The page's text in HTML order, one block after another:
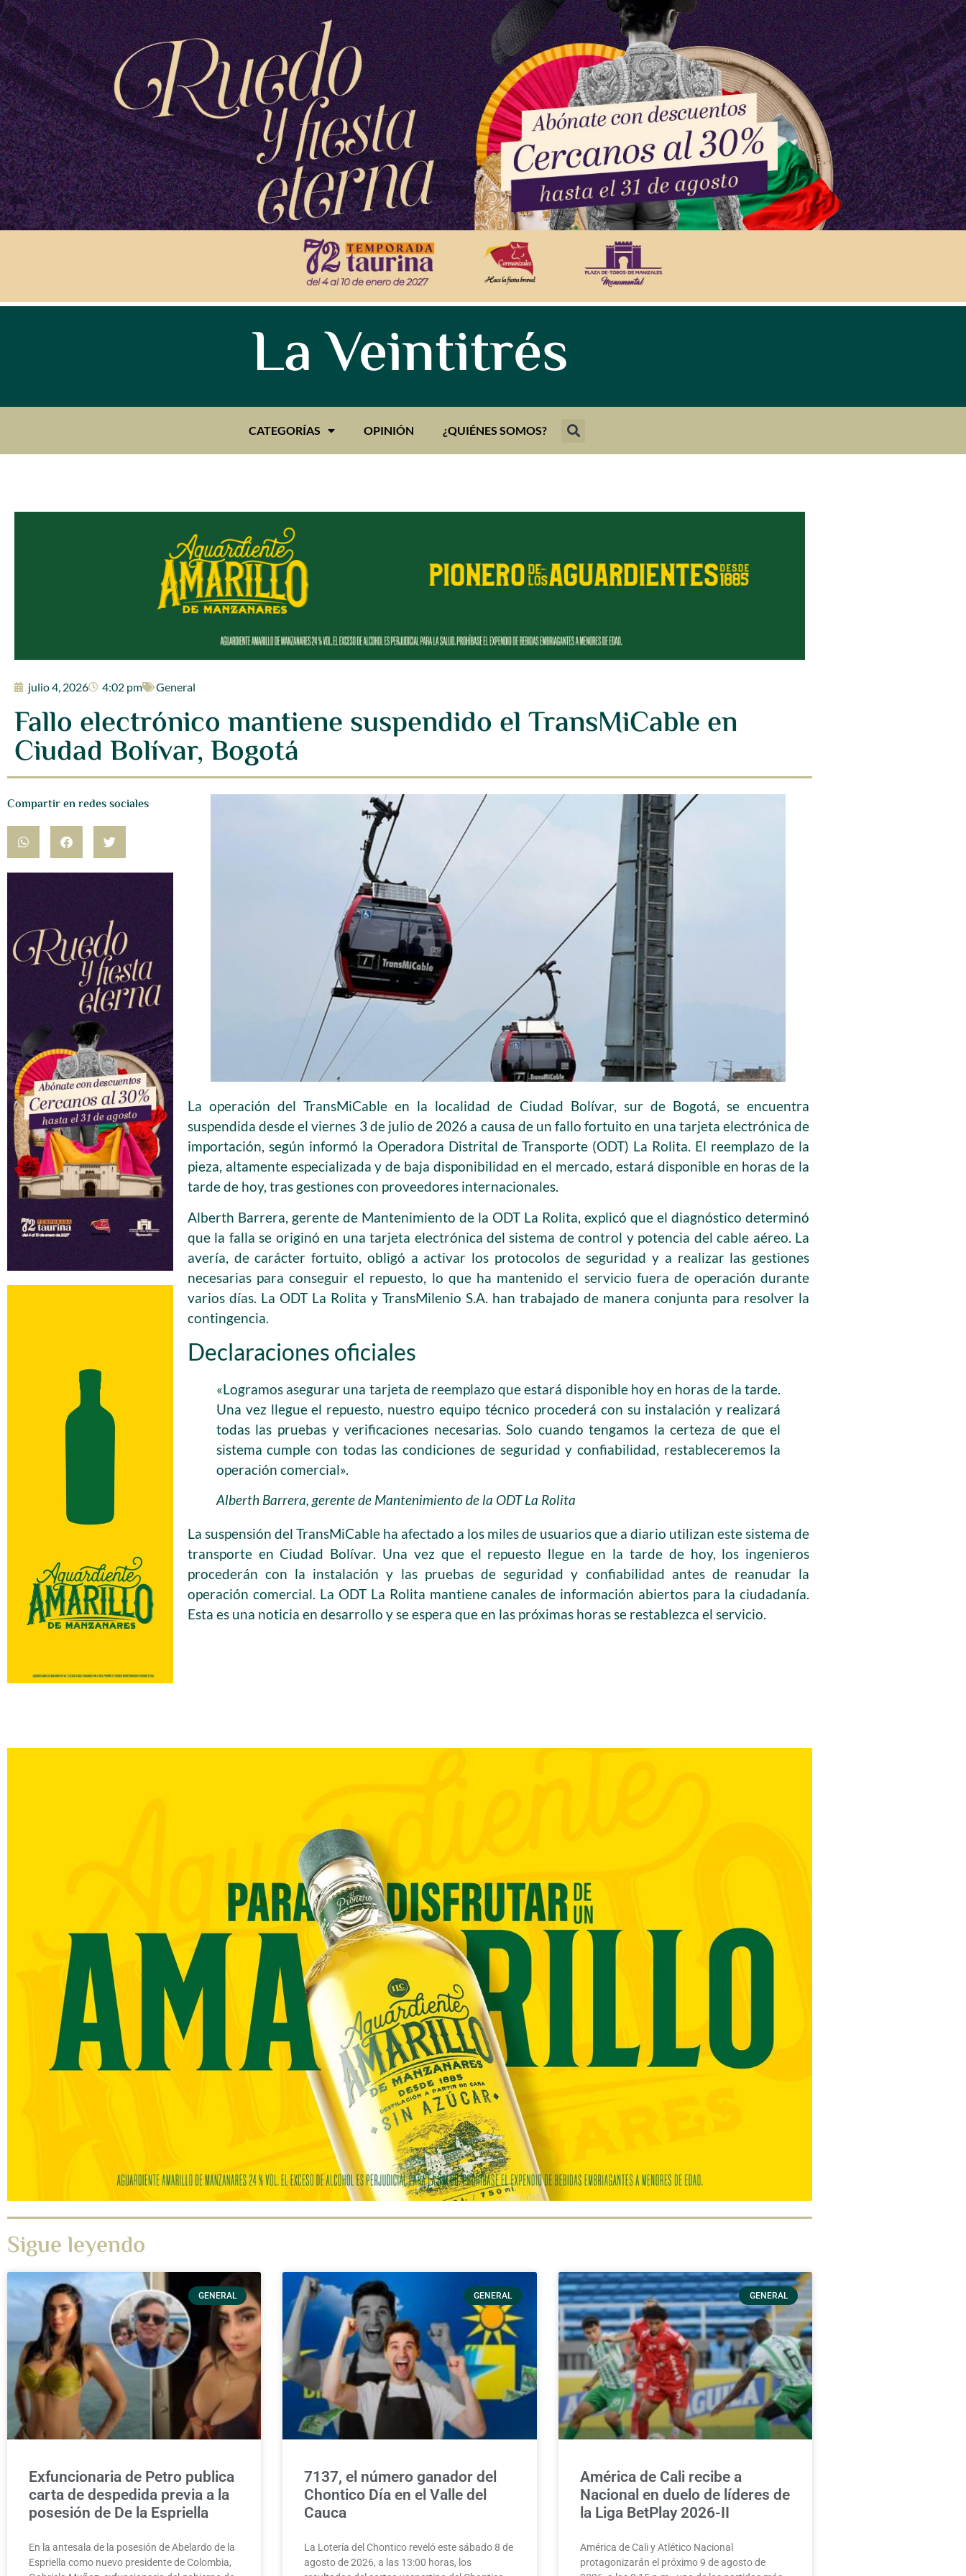
La Veintitrés
CATEGORÍAS OPINIÓN ¿QUIÉNES SOMOS?
julio 4, 2026 4:02 pm General
Fallo electrónico mantiene suspendido el TransMiCable en
Ciudad Bolívar, Bogotá
Compartir en redes sociales
La operación del TransMiCable en la localidad de Ciudad Bolívar, sur de Bogotá, se encuentra
suspendida desde el viernes 3 de julio de 2026 a causa de un fallo fortuito en una tarjeta electrónica de
importación, según informó la Operadora Distrital de Transporte (ODT) La Rolita. El reemplazo de la
pieza, altamente especializada y de baja disponibilidad en el mercado, estará disponible en horas de la
tarde de hoy, tras gestiones con proveedores internacionales.
Alberth Barrera, gerente de Mantenimiento de la ODT La Rolita, explicó que el diagnóstico determinó
que la falla se originó en una tarjeta electrónica del sistema de control y potencia del cable aéreo. La
avería, de carácter fortuito, obligó a activar los protocolos de seguridad y a realizar las gestiones
necesarias para conseguir el repuesto, lo que ha mantenido el servicio fuera de operación durante
varios días. La ODT La Rolita y TransMilenio S.A. han trabajado de manera conjunta para resolver la
contingencia.
Declaraciones oficiales
«Logramos asegurar una tarjeta de reemplazo que estará disponible hoy en horas de la tarde.
Una vez llegue el repuesto, nuestro equipo técnico procederá con su instalación y realizará
todas las pruebas y verificaciones necesarias. Solo cuando tengamos la certeza de que el
sistema cumple con todas las condiciones de seguridad y confiabilidad, restableceremos la
operación comercial».
Alberth Barrera, gerente de Mantenimiento de la ODT La Rolita
La suspensión del TransMiCable ha afectado a los miles de usuarios que a diario utilizan este sistema de
transporte en Ciudad Bolívar. Una vez que el repuesto llegue en la tarde de hoy, los ingenieros
procederán con la instalación y las pruebas de seguridad y confiabilidad antes de reanudar la
operación comercial. La ODT La Rolita mantiene canales de información abiertos para la ciudadanía.
Esta es una noticia en desarrollo y se espera que en las próximas horas se restablezca el servicio.
Sigue leyendo
GENERAL
Exfuncionaria de Petro publica
carta de despedida previa a la
posesión de De la Espriella
En la antesala de la posesión de Abelardo de la
Espriella como nuevo presidente de Colombia,
GENERAL
7137, el número ganador del
Chontico Día en el Valle del
Cauca
La Lotería del Chontico reveló este sábado 8 de
agosto de 2026, a las 13:00 horas, los
GENERAL
América de Cali recibe a
Nacional en duelo de líderes de
la Liga BetPlay 2026-II
América de Cali y Atlético Nacional
protagonizarán el próximo 9 de agosto de